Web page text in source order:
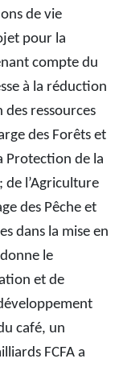
de vie
pour la
compte du
à la réduction
des ressources
des Forêts et
Protection de la
l’Agriculture
des Pêche et
dans la mise en
le
et de
café, un
FCFA a